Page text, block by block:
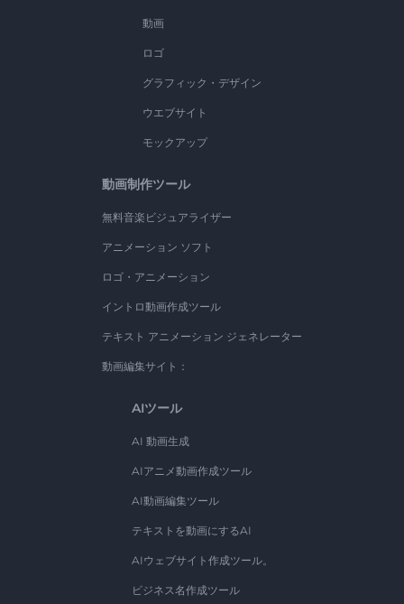
動画
ロゴ
グラフィック・デザイン
ウエブサイト
モックアップ
動画制作ツール
無料音楽ビジュアライザー
アニメーション ソフト
ロゴ・アニメーション
イントロ動画作成ツール
テキスト アニメーション ジェネレーター
動画編集サイト：
AIツール
AI 動画生成
AIアニメ動画作成ツール
AI動画編集ツール
テキストを動画にするAI
AIウェブサイト作成ツール。
ビジネス名作成ツール